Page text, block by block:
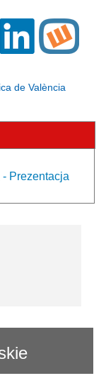
de València
Prezentacja